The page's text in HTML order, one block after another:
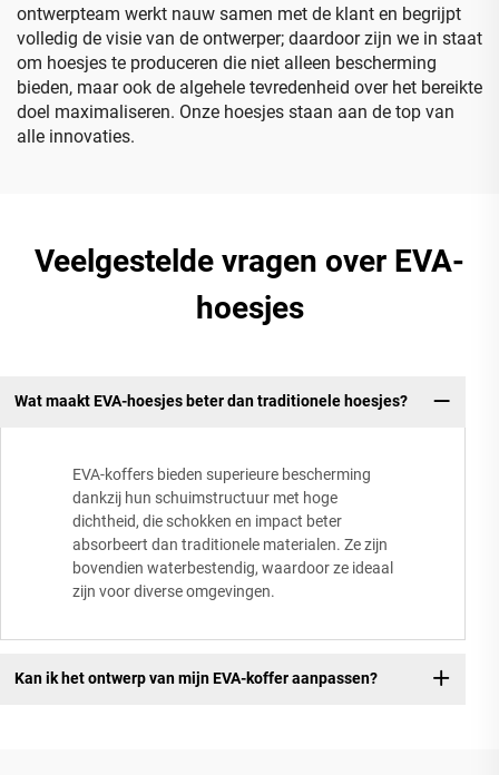
ontwerpteam werkt nauw samen met de klant en begrijpt
volledig de visie van de ontwerper; daardoor zijn we in staat
om hoesjes te produceren die niet alleen bescherming
bieden, maar ook de algehele tevredenheid over het bereikte
doel maximaliseren. Onze hoesjes staan aan de top van
alle innovaties.
Veelgestelde vragen over EVA-
hoesjes
Wat maakt EVA-hoesjes beter dan traditionele hoesjes?
EVA-koffers bieden superieure bescherming
dankzij hun schuimstructuur met hoge
dichtheid, die schokken en impact beter
absorbeert dan traditionele materialen. Ze zijn
bovendien waterbestendig, waardoor ze ideaal
zijn voor diverse omgevingen.
Kan ik het ontwerp van mijn EVA-koffer aanpassen?